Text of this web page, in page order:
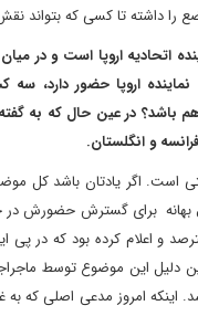
را داشته تا کسی که بتواند
اتحادیه اروپا است و در
نماینده اروپا حضور دارد،
هم باشد؟ در عین حال که به
و انگلستان.
است. اگر یادتان باشد کل
بهانه برای گسترش حضورش در
و اعلام کرده بود که در
دلیل این موضوع توسط
اینکه امروز مدعی اصلی که